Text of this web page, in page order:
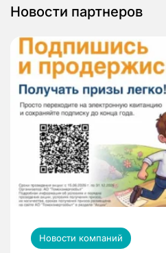
Новости партнеров
Новости компаний